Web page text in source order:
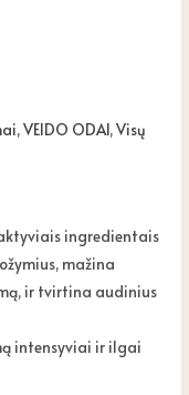
,VEIDO ODAI,Visų
ingredientais
mažina
ir tvirtina audinius
intensyviai ir ilgai